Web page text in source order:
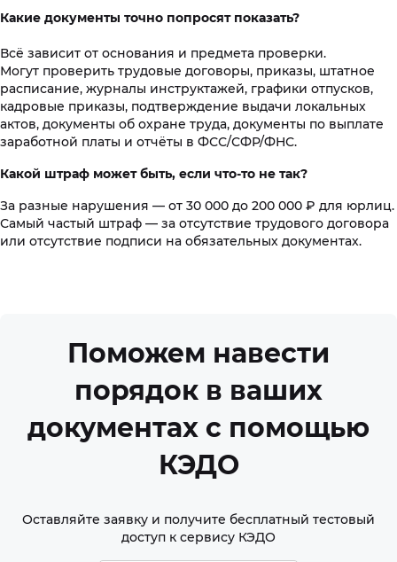
Какие документы точно попросят показать?
Всё зависит от основания и предмета проверки.
Могут проверить трудовые договоры, приказы, штатное
расписание, журналы инструктажей, графики отпусков,
кадровые приказы, подтверждение выдачи локальных
актов, документы об охране труда, документы по выплате
заработной платы и отчёты в ФСС/СФР/ФНС.
Какой штраф может быть, если что-то не так?
За разные нарушения — от 30 000 до 200 000 ₽ для юрлиц.
Самый частый штраф — за отсутствие трудового договора
или отсутствие подписи на обязательных документах.
Поможем навести
порядок в ваших
документах с помощью
КЭДО
Оставляйте заявку и получите бесплатный тестовый
доступ к сервису КЭДО